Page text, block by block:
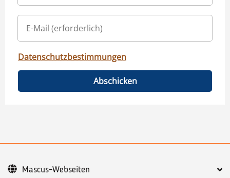
Datenschutzbestimmungen
Abschicken
Mascus-Webseiten